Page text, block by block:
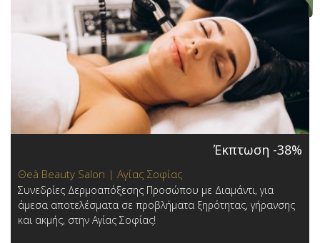
Έκπτωση -38%
Θeà Beauty Salon | Αγίας Σοφίας
Συνεδρίες Δερμοαπόξεσης Προσώπου με Διαμάντι, για
άμεσα αποτελέσματα σε προβλήματα ξηρότητας, γήρανσης
και ακμής, στην Αγίας Σοφίας!